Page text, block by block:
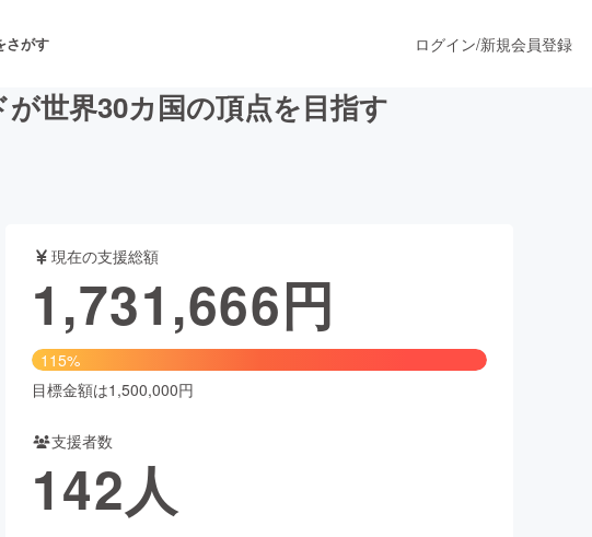
さがす
ォーマンス
店 ファッション
・ヘルスケア
ログイン/新規会員登録
世界30カ国の頂点を目指す
現在の支援総額
1,731,666円
115%
目標金額は1,500,000円
支援者数
142人